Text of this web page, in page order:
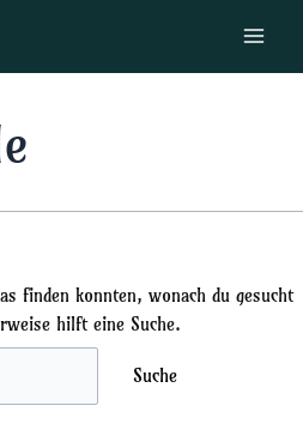
Main
Menu
finden konnten, wonach du gesucht
hilft eine Suche.